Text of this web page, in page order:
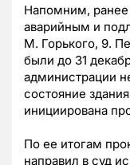
Напомним, ранее
аварийным и
М. Горького, 9.
были до 31
администрации
состояние
инициирована
По ее итогам
направил в суд